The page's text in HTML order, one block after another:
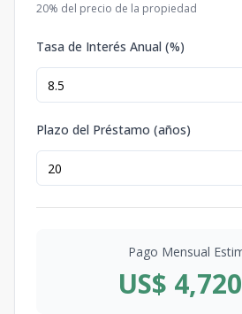
20% del precio de la propiedad
Tasa de Interés Anual (%)
Plazo del Préstamo (años)
Pago Mensual
US$